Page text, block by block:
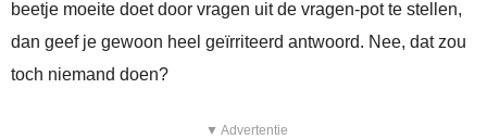
beetje moeite doet door vragen uit de vragen-pot te stellen,
dan geef je gewoon heel geïrriteerd antwoord. Nee, dat zou
toch niemand doen?
▼ Advertentie